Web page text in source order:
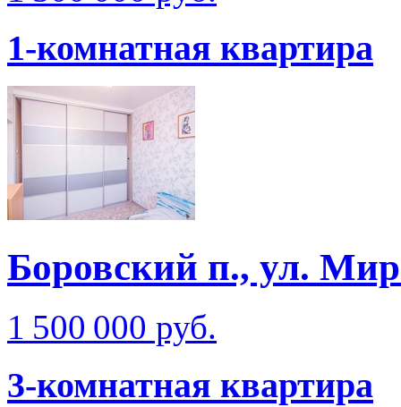
1-комнатная квартира
Боровский п., ул.
1 500 000 руб.
3-комнатная квартира